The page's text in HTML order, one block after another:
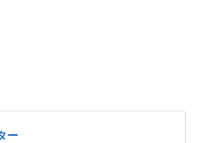
ー